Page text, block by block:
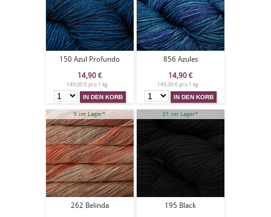
150 Azul Profundo
14,90 €
149,00 € pro 1 kg
856 Azules
14,90 €
149,00 € pro 1 kg
9 im Lager*
262 Belinda
31 im Lager*
195 Black